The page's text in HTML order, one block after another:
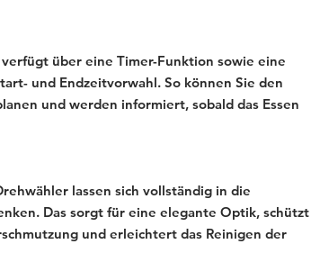
über eine Timer-Funktion sowie eine
und Endzeitvorwahl. So können Sie den
und werden informiert, sobald das Essen
lassen sich vollständig in die
Das sorgt für eine elegante Optik, schützt
und erleichtert das Reinigen der